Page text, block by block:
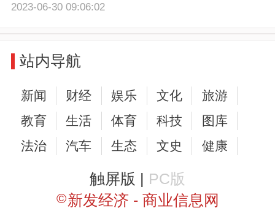
2023-06-30 09:06:02
站内导航
新闻 财经 娱乐 文化
旅游
教育
生活 体育 科技
图库
法治
汽车 生态 文史 健康
触屏版 | PC版
©新发经济 - 商业信息网